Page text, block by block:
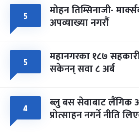
५ मोहन तिम्सिनाजी-
अपव्याख्या नगरौं
५ महानगरका १८७
सकेनन् सवा ८ अर्ब
४ ब्लु बस सेवाबाट लैंगिक
प्रोत्साहन नगर्ने नीति